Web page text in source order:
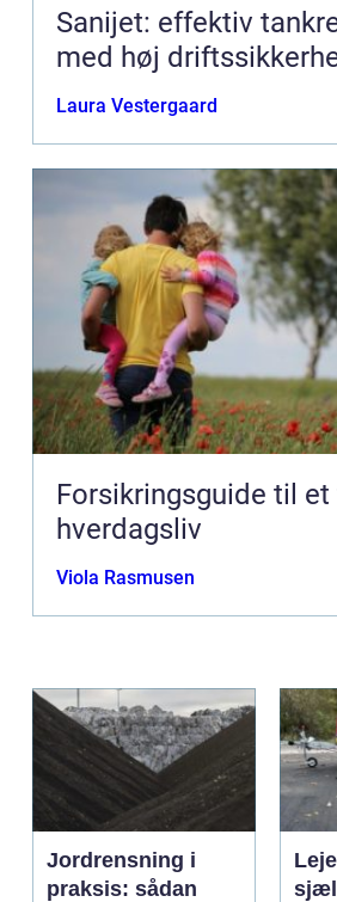
Sanijet: effektiv
med høj
Laura Vestergaard
Forsikringsguide til et
hverdagsliv
Viola Rasmusen
Jordrensning i
praksis: sådan